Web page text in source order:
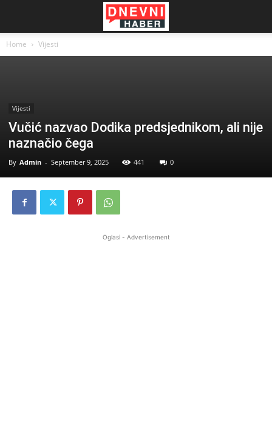
Home Vijesti
Vijesti
Vučić nazvao Dodika predsjednikom, ali nije
naznačio čega
By Admin - September 9, 2025 441 0
Oglasi - Advertisement